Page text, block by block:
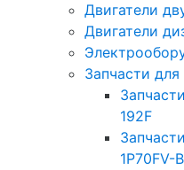
Двигатели
Двигатели
Запчасти для
192F
1P70FV-B